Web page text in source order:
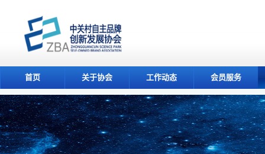
首页 关于协会 工作动态 会员服务